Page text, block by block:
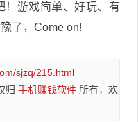
！游戏简单、好玩、有
了，Come on!
sjzq/215.html
归 手机赚钱软件 所有，欢